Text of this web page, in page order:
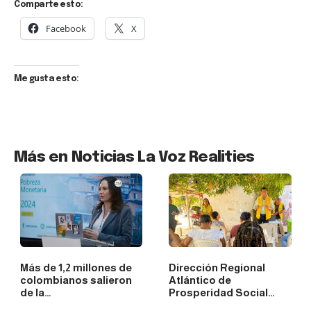
Comparte esto:
Facebook X
Me gusta esto:
Más en Noticias La Voz Realities
Más de 1,2 millones de
colombianos salieron
de la…
Dirección Regional
Atlántico de
Prosperidad Social…